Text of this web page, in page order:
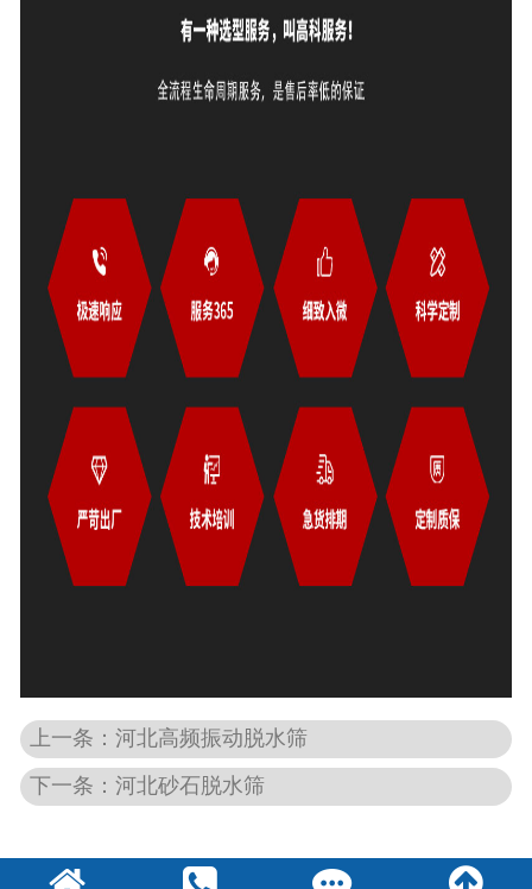
上一条：河北高频振动脱水筛
下一条：河北砂石脱水筛